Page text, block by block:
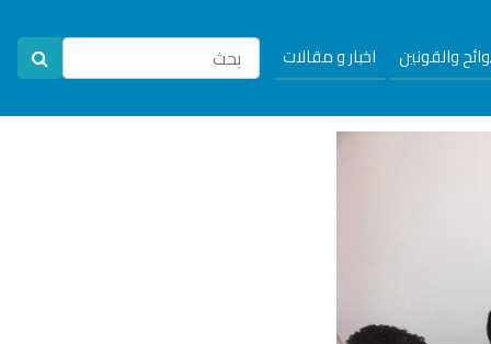
والقونين اخبار و مقالات